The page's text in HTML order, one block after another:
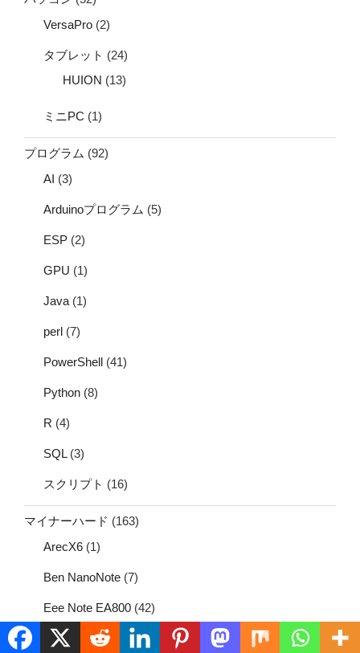
VersaPro (2)
タブレット (24)
HUION (13)
ミニPC (1)
プログラム (92)
AI (3)
Arduinoプログラム (5)
ESP (2)
GPU (1)
Java (1)
perl (7)
PowerShell (41)
Python (8)
R (4)
SQL(3)
スクリプト (16)
マイナーハード (163)
ArecX6 (1)
Ben NanoNote (7)
Eee Note EA800 (42)
Flucard (20)